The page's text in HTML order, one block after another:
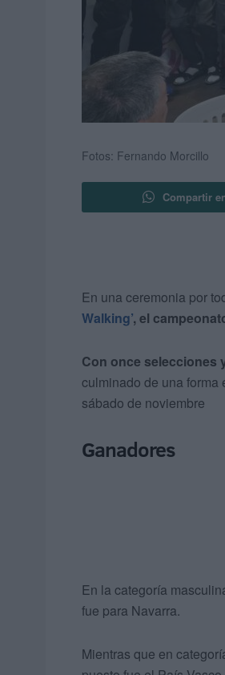
Fotos: Fernando Morcillo
Compartir
En una ceremonia por
Walking’, el
Con once selecciones
culminado de una forma
sábado de noviembre
Ganadores
En la categoría
fue para Navarra.
Mientras que en